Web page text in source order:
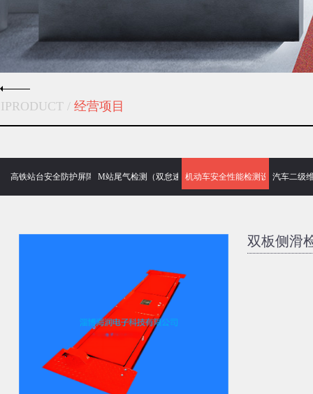
IPRODUCT / 经营项目
高铁站台安全防护屏障门闸系统M站尾气检测（双怠速、自由加速）治理设备
机动车安全性能检测设备仪器
汽车二级
双板侧滑